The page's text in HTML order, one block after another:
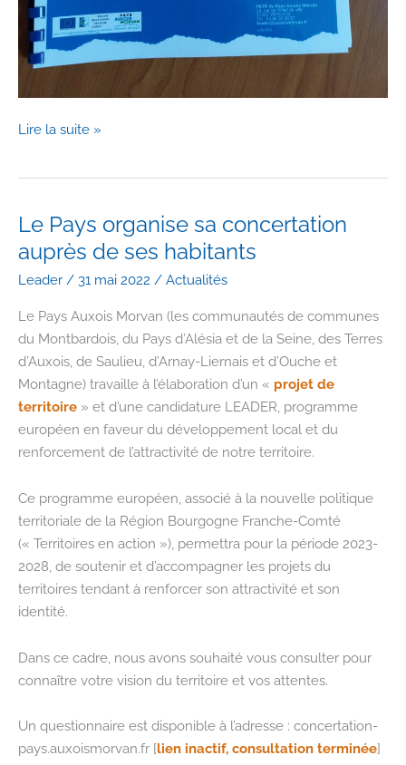
L’Auxois
programme
LEADER
2023-
2027
!
Lire la suite »
Le Pays organise sa concertation
auprès de ses habitants
Leader / 31 mai 2022 / Actualités
Le Pays Auxois Morvan (les communautés de communes
du Montbardois, du Pays d’Alésia et de la Seine, des Terres
d’Auxois, de Saulieu, d’Arnay-Liernais et d’Ouche et
Montagne) travaille à l’élaboration d’un « projet de
territoire » et d’une candidature LEADER, programme
européen en faveur du développement local et du
renforcement de l’attractivité de notre territoire.
Ce programme européen, associé à la nouvelle politique
territoriale de la Région Bourgogne Franche-Comté
(« Territoires en action »), permettra pour la période 2023-
2028, de soutenir et d’accompagner les projets du
territoires tendant à renforcer son attractivité et son
identité.
Dans ce cadre, nous avons souhaité vous consulter pour
connaître votre vision du territoire et vos attentes.
Un questionnaire est disponible à l’adresse : concertation-
pays.auxoismorvan.fr [lien inactif, consultation terminée]